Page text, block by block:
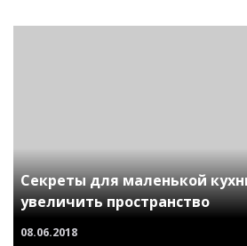
Секреты для маленькой
увеличить пространство
08.06.2018